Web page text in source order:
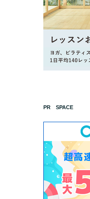
PR SPACE